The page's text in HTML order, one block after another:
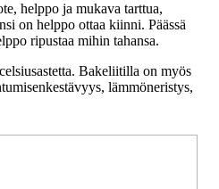
helppo ja mukava tarttua,
on helppo ottaa kiinni. Päässä
ripustaa mihin tahansa.
Bakeliitilla on myös
lämmöneristys,